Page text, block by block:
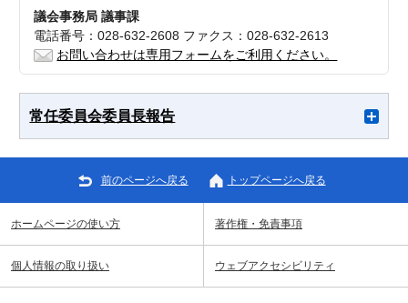
議会事務局 議事課
電話番号：028-632-2608 ファクス：028-632-2613
お問い合わせは専用フォームをご利用ください。
常任委員会委員長報告
前のページへ戻る トップページへ戻る
ホームページの使い方 著作権・免責事項
個人情報の取り扱い ウェブアクセシビリティ